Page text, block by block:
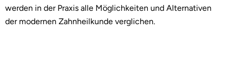
werden in der Praxis alle Möglichkeiten und Alternativen
der modernen Zahnheilkunde verglichen.